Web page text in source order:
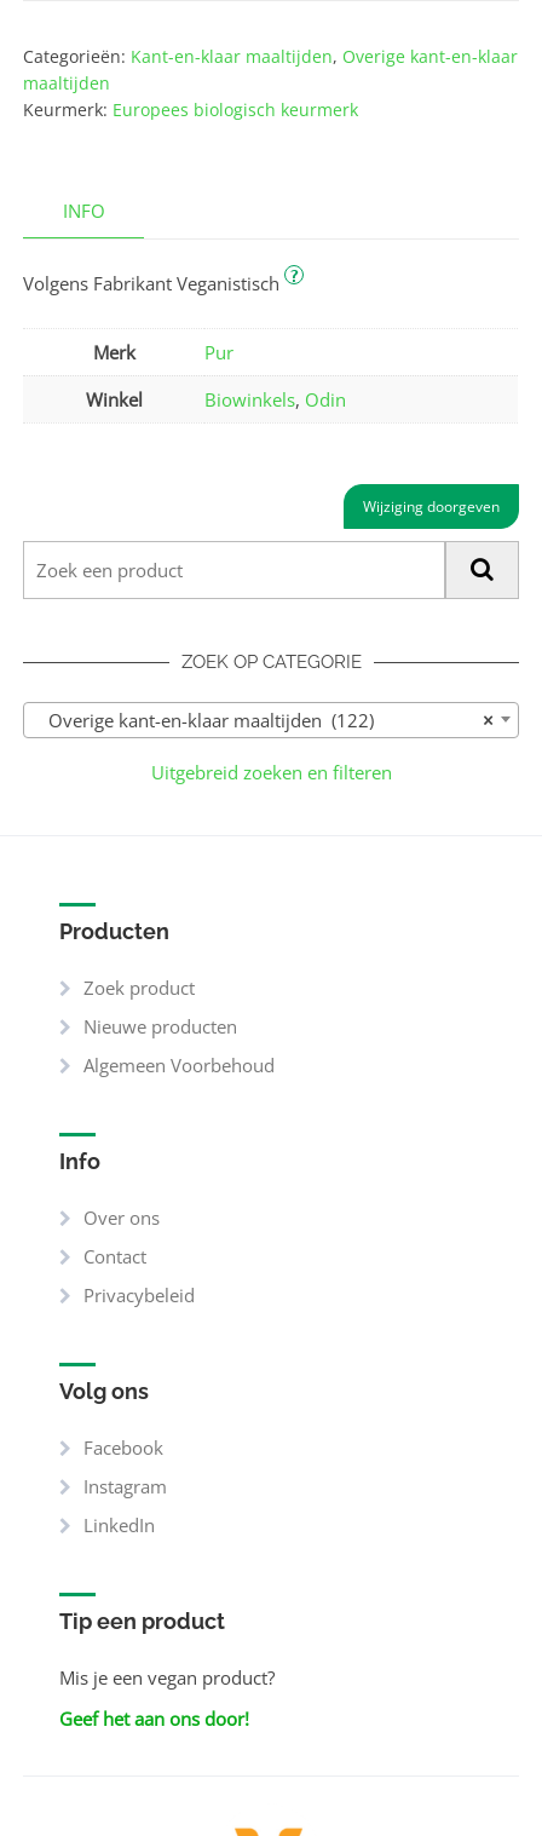
Categorieën: Kant-en-klaar maaltijden, Overige kant-en-klaar
maaltijden
Keurmerk: Europees biologisch keurmerk
INFO
Volgens Fabrikant Veganistisch ?
Merk
Pur
Winkel
Biowinkels, Odin
Wijziging doorgeven
ZOEK OP CATEGORIE
×
Overige kant-en-klaar maaltijden (122)
Uitgebreid zoeken en filteren
Producten
Zoek product
Nieuwe producten
Algemeen Voorbehoud
Info
Over ons
Contact
Privacybeleid
Volg ons
Facebook
Instagram
LinkedIn
Tip een product
Mis je een vegan product?
Geef het aan ons door!